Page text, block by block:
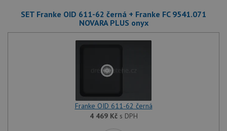
SET Franke OID 611-62 černá + Franke FC 9541.071
NOVARA PLUS onyx
Franke OID 611-62 černá
4 469 Kčs DPH